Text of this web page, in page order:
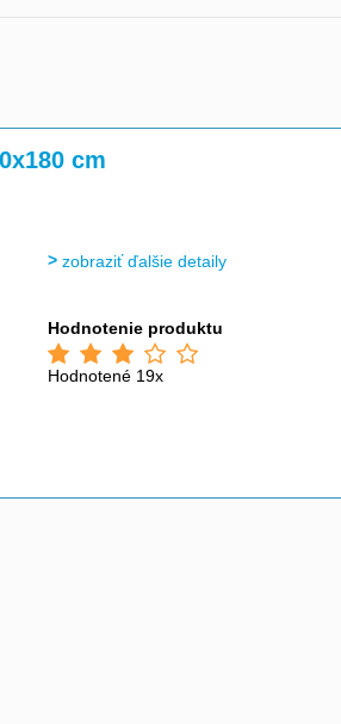
cm
zobraziť ďalšie detaily
Hodnotenie produktu
Hodnotené 19x